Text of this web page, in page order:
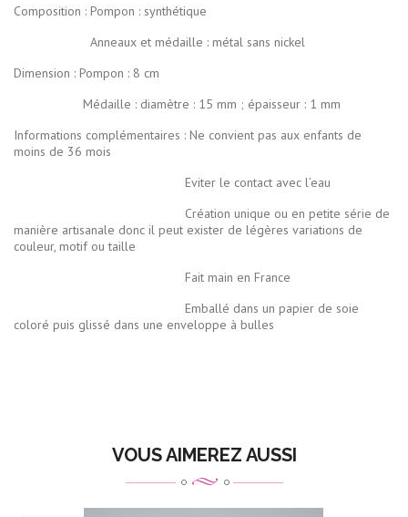
Composition : Pompon : synthétique
Anneaux et médaille : métal sans nickel
Dimension : Pompon : 8 cm
Médaille : diamètre : 15 mm ; épaisseur : 1 mm
Informations complémentaires : Ne convient pas aux enfants de
moins de 36 mois
Eviter le contact avec l’eau
Création unique ou en petite série de
manière artisanale donc il peut exister de légères variations de
couleur, motif ou taille
Fait main en France
Emballé dans un papier de soie
coloré puis glissé dans une enveloppe à bulles
VOUS AIMEREZ AUSSI